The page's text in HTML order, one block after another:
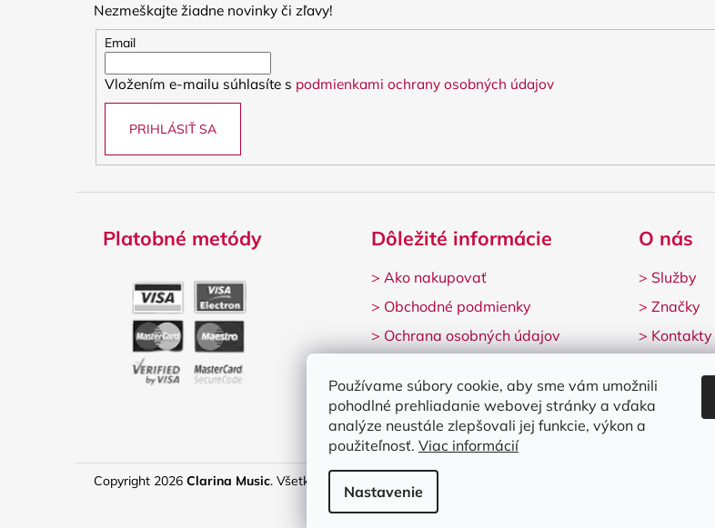
Používame súbory cookie, aby sme vám umožnili
pohodlné prehliadanie webovej stránky a vďaka
analýze neustále zlepšovali jej funkcie, výkon a
použiteľnosť. Viac informácií
Nastavenie
Nezmeškajte žiadne novinky či zľavy!
Email
Vložením e-mailu súhlasíte s podmienkami ochrany osobných údajov
PRIHLÁSIŤ SA
Platobné metódy Dôležité informácie
> Ako nakupovať
> Obchodné podmienky
> Ochrana osobných údajov
O nás
> Služby
> Značky
> Kontakty
Copyright 2026 Clarina Music. Všetky práva vyhradené.